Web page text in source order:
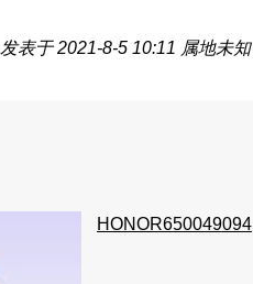
发表于 2021-8-5 10:11 属地未知
HONOR650049094